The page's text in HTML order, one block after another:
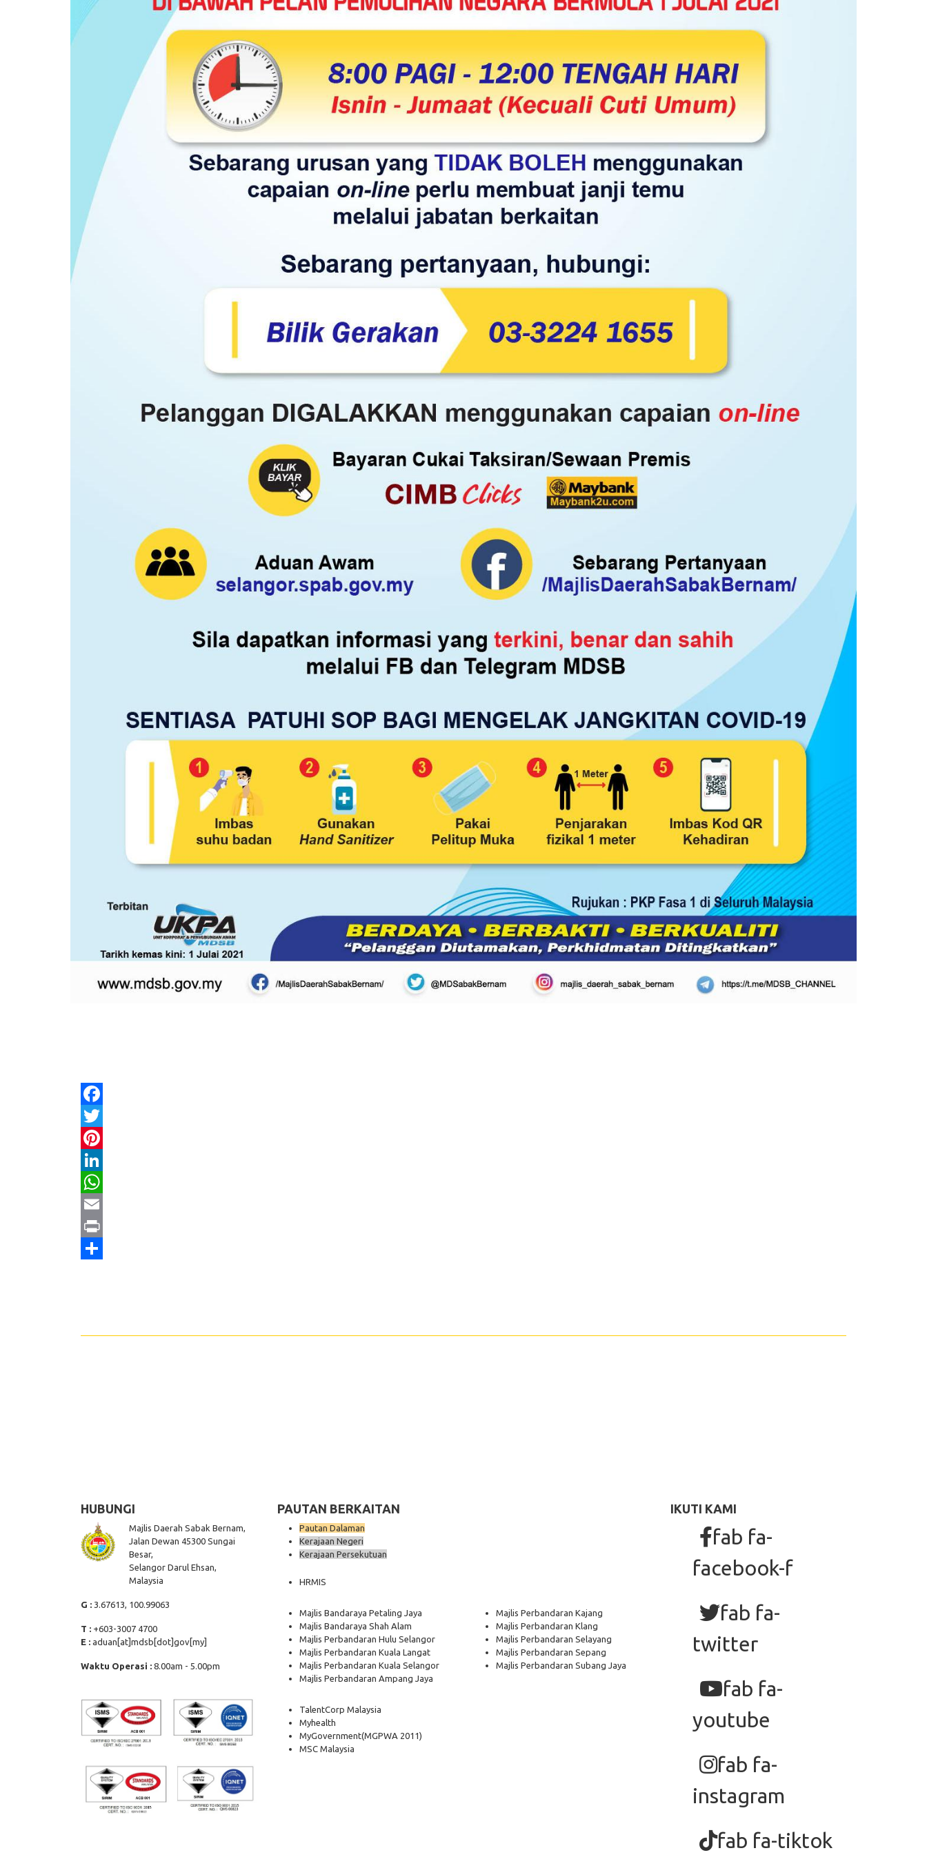
Facebook
Twitter
Pinterest
LinkedIn
WhatsApp
Email
Print
HUBUNGI
Majlis Daerah Sabak Bernam,
Jalan Dewan 45300 Sungai
Besar,
Selangor Darul Ehsan,
Malaysia
G : 3.67613, 100.99063
T : +603-3007 4700
E : aduan[at]mdsb[dot]gov[my]
Waktu Operasi : 8.00am - 5.00pm
PAUTAN BERKAITAN
Pautan Dalaman
Kerajaan Negeri
Kerajaan Persekutuan
HRMIS
Majlis Bandaraya Petaling Jaya
Majlis Bandaraya Shah Alam
Majlis Perbandaran Hulu Selangor
Majlis Perbandaran Kuala Langat
Majlis Perbandaran Kuala Selangor
Majlis Perbandaran Ampang Jaya
Majlis Perbandaran Kajang
Majlis Perbandaran Klang
Majlis Perbandaran Selayang
Majlis Perbandaran Sepang
Majlis Perbandaran Subang Jaya
TalentCorp Malaysia
Myhealth
MyGovernment(MGPWA 2011)
MSC Malaysia
IKUTI KAMI
fab fa-
facebook-f
fab fa-
twitter
fab fa-
youtube
fab fa-
instagram
fab fa-tiktok